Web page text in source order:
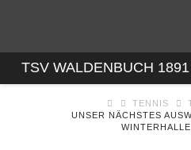
TSV
TSV WALDENBUCH 1891
TENNIS
UNSER NÄCHSTES